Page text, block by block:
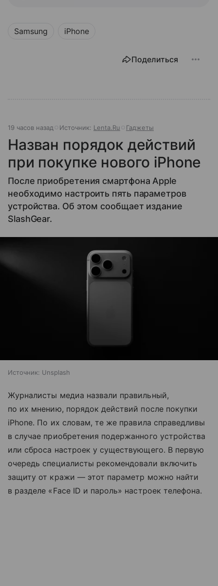
Samsung iPhone
Поделиться
19 часов назад Источник: Lenta.Ru Гаджеты
Назван порядок действий
при покупке нового iPhone
После приобретения смартфона Apple
необходимо настроить пять параметров
устройства. Об этом сообщает издание
SlashGear.
Источник: Unsplash
Журналисты медиа назвали правильный,
по их мнению, порядок действий после покупки
iPhone. По их словам, те же правила справедливы
в случае приобретения подержанного устройства
или сброса настроек у существующего. В первую
очередь специалисты рекомендовали включить
защиту от кражи — этот параметр можно найти
в разделе «Face ID и пароль» настроек телефона.